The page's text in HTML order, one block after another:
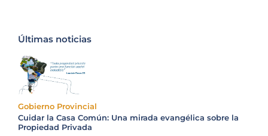
Últimas noticias
Gobierno Provincial
Cuidar la Casa Común: Una mirada evangélica sobre la
Propiedad Privada